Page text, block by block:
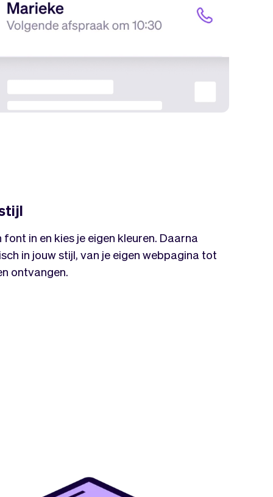
in en kies je eigen kleuren. Daarna
in jouw stijl, van je eigen webpagina tot
ontvangen.